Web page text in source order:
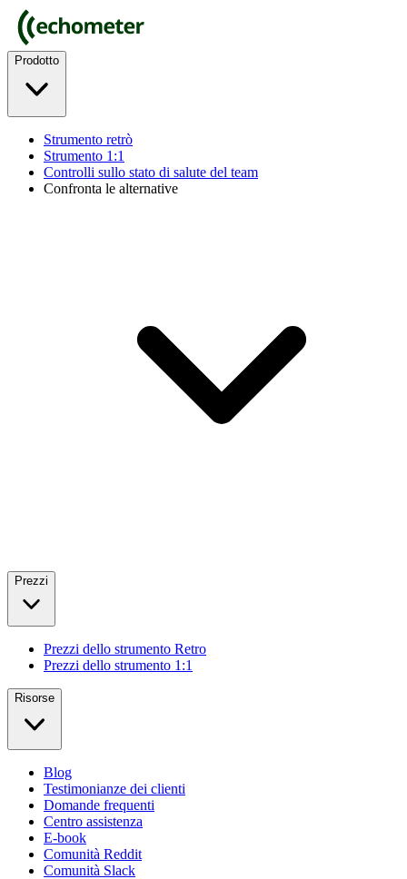
Prodotto
Strumento retrò
Strumento 1:1
Controlli sullo stato di salute del team
Confronta le alternative
Prezzi
Prezzi dello strumento Retro
Prezzi dello strumento 1:1
Risorse
Blog
Testimonianze dei clienti
Domande frequenti
Centro assistenza
E-book
Comunità Reddit
Comunità Slack